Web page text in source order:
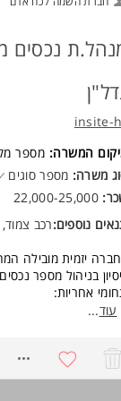
נכסים
insite-
המשרה: מספר
משרה: מספר סוגים
22,000-25,000
נוספים:רכב
יזמית מובילה
בניהול מספר
אחריות:
שוטף מול שוכרים
הקמת מועדון לקוחות,
של החברה
עוד...